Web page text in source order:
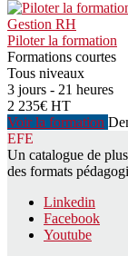
Gestion RH
Piloter la formation
Formations courtes
Tous niveaux
3 jours - 21 heures
2 235€ HT
Voir la formation
EFE
Un catalogue de
des formats
Linkedin
Facebook
Youtube